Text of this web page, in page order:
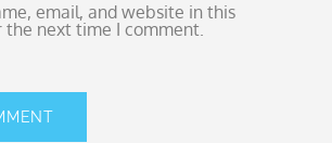
email, and website in this
the next time I comment.